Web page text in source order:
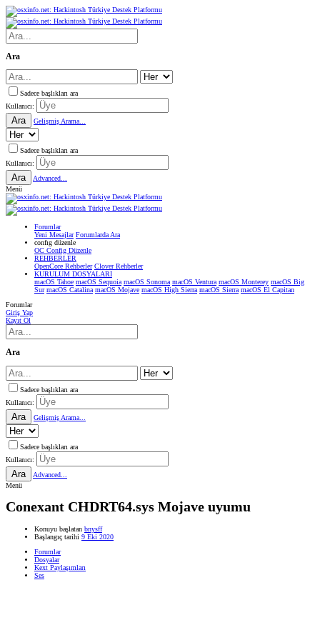
Ara
Sadece başlıkları ara
Kullanıcı:
Ara Gelişmiş Arama...
Sadece başlıkları ara
Kullanıcı:
Ara
Advanced...
Menü
Forumlar
Yeni Mesajlar Forumlarda Ara
confıg düzenle
OC Config Düzenle
REHBERLER
OpenCore Rehberler Clover Rehberler
KURULUM DOSYALARI
macOS Tahoe macOS Sequoia macOS Sonoma macOS Ventura macOS Monterey macOS Big
Sur macOS Catalina macOS Mojave macOS High Sierra macOS Sierra macOS El Capitan
Forumlar
Giriş Yap
Kayıt Ol
Ara
Sadece başlıkları ara
Kullanıcı:
Ara Gelişmiş Arama...
Sadece başlıkları ara
Kullanıcı:
Ara
Advanced...
Menü
Conexant CHDRT64.sys Mojave uyumu
Konuyu başlatan bnysff
Başlangıç tarihi 9 Eki 2020
Forumlar
Dosyalar
Kext Paylaşımları
Ses